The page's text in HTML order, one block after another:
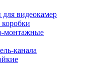
видеокамер
монтажные
канала